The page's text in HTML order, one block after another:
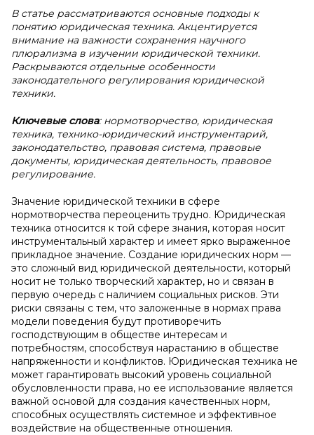
В статье рассматриваются основные подходы к
понятию юридическая техника. Акцентируется
внимание на важности сохранения научного
плюрализма в изучении юридической техники.
Раскрываются отдельные особенности
законодательного регулирования юридической
техники.
Ключевые слова: нормотворчество, юридическая
техника, технико-юридический инструментарий,
законодательство, правовая система, правовые
документы, юридическая деятельность, правовое
регулирование.
Значение юридической техники в сфере
нормотворчества переоценить трудно. Юридическая
техника относится к той сфере знания, которая носит
инструментальный характер и имеет ярко выраженное
прикладное значение. Создание юридических норм —
это сложный вид юридической деятельности, который
носит не только творческий характер, но и связан в
первую очередь с наличием социальных рисков. Эти
риски связаны с тем, что заложенные в нормах права
модели поведения будут противоречить
господствующим в обществе интересам и
потребностям, способствуя нарастанию в обществе
напряженности и конфликтов. Юридическая техника не
может гарантировать высокий уровень социальной
обусловленности права, но ее использование является
важной основой для создания качественных норм,
способных осуществлять системное и эффективное
воздействие на общественные отношения.